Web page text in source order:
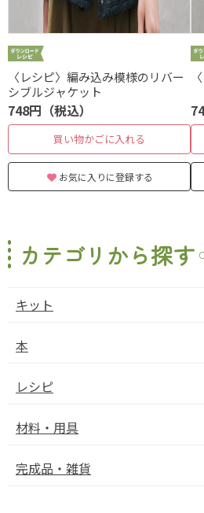
〈レシピ〉編み込み模様のリバー
シブルジャケット
748円（税込）
買い物かごに入れる
お気に入りに登録する
カテゴリから探す
キット
本
レシピ
材料・用具
完成品・雑貨